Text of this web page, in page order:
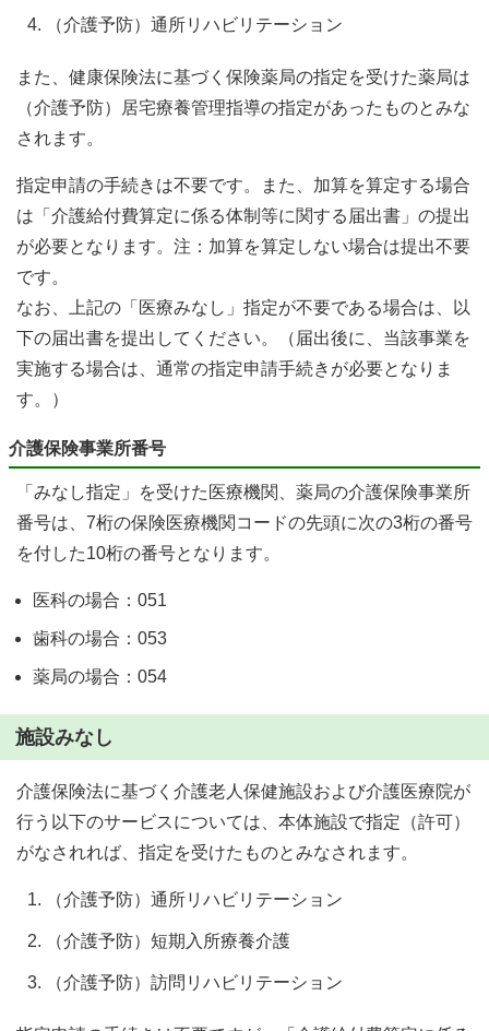
（介護予防）通所リハビリテーション
また、健康保険法に基づく保険薬局の指定を受けた薬局は
（介護予防）居宅療養管理指導の指定があったものとみな
されます。
指定申請の手続きは不要です。また、加算を算定する場合
は「介護給付費算定に係る体制等に関する届出書」の提出
が必要となります。注：加算を算定しない場合は提出不要
です。
なお、上記の「医療みなし」指定が不要である場合は、以
下の届出書を提出してください。（届出後に、当該事業を
実施する場合は、通常の指定申請手続きが必要となりま
す。）
介護保険事業所番号
「みなし指定」を受けた医療機関、薬局の介護保険事業所
番号は、7桁の保険医療機関コードの先頭に次の3桁の番号
を付した10桁の番号となります。
医科の場合：051
歯科の場合：053
薬局の場合：054
施設みなし
介護保険法に基づく介護老人保健施設および介護医療院が
行う以下のサービスについては、本体施設で指定（許可）
がなされれば、指定を受けたものとみなされます。
（介護予防）通所リハビリテーション
（介護予防）短期入所療養介護
（介護予防）訪問リハビリテーション